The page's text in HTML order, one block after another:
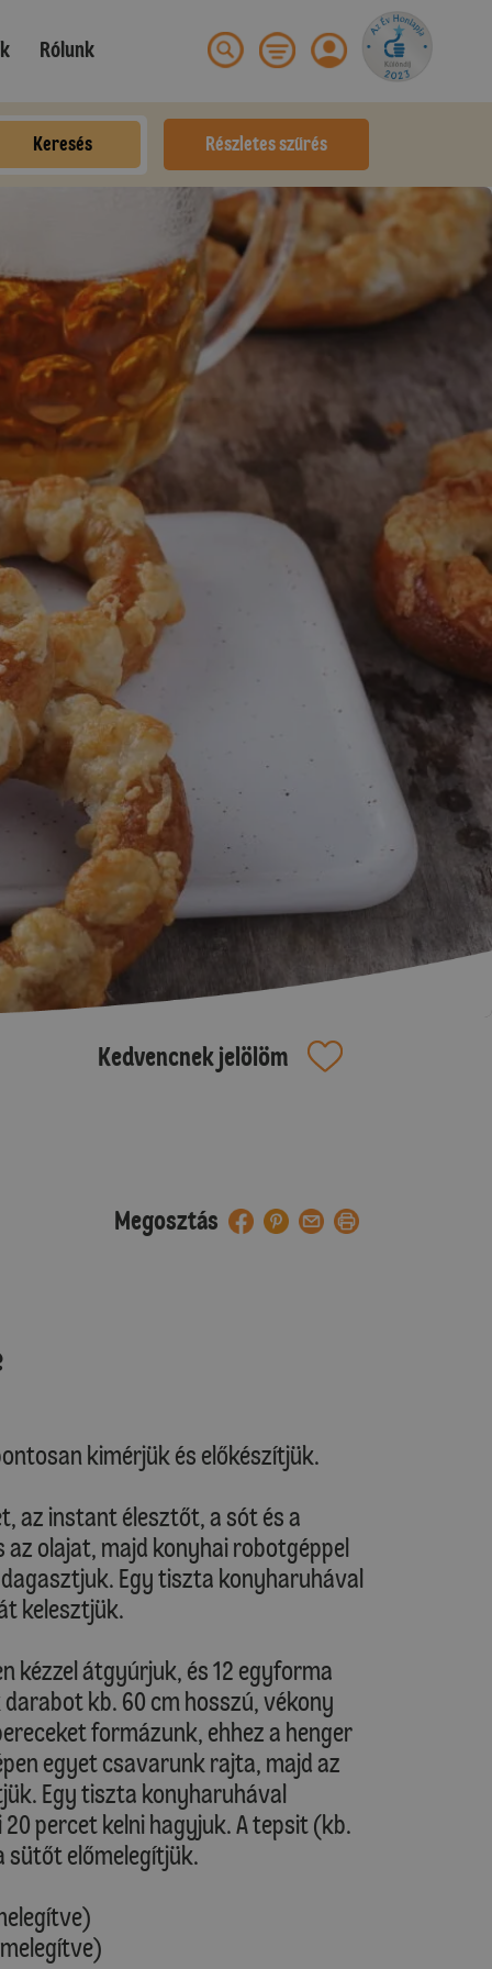
Rólunk
Keresés Részletes szűrés
Kedvencnek jelölöm
Megosztás
kimérjük és előkészítjük.
az instant élesztőt, a sót és a
olajat, majd konyhai robotgéppel
Egy tiszta konyharuhával
kelesztjük.
kézzel átgyúrjuk, és 12 egyforma
kb. 60 cm hosszú, vékony
formázunk, ehhez a henger
egyet csavarunk rajta, majd az
Egy tiszta konyharuhával
percet kelni hagyjuk. A tepsit (kb.
sütőt előmelegítjük.